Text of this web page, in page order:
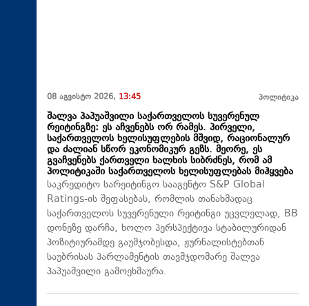
08 აგვისტო 2026, 13:45 პოლიტიკა
შალვა პაპუაშვილი საქართველოს სუვერენულ
რეიტინგზე: ეს აჩვენებს ორ რამეს. პირველი,
საქართველოს ხელისუფლების მშვიდ, რაციონალურ
და ძალიან სწორ ეკონომიკურ გეზს. მეორე, ეს
გვაჩვენებს ქართველი ხალხის სიბრძნეს, რომ ამ
პოლიტიკაში საქართველოს ხელისუფლებას მიჰყვება
საკრედიტო სარეიტინგო სააგენტო S&P Global
Ratings-ის შეფასებას, რომლის თანახმადაც
საქართველოს სუვერენული რეიტინგი უცვლელად, BB
დონეზე დარჩა, ხოლო პერსპექტივა სტაბილურიდან
პოზიტიურამდე გაუმჯობესდა, ჟურნალისტებთან
საუბრისას პარლამენტის თავმჯდომარე შალვა
პაპუაშვილი გამოეხმაურა.